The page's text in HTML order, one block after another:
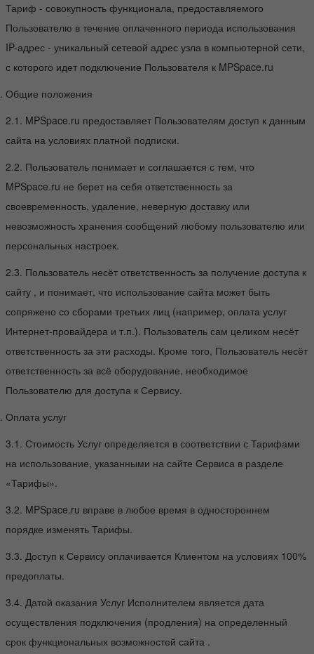
Тариф - совокупность функционала, предоставляемого
Пользователю в течение оплаченного периода использования
IP-адрес - уникальный сетевой адрес узла в компьютерной сети,
с которого идет подключение Пользователя к MPSpace.ru
Общие положения
2.1. MPSpace.ru предоставляет Пользователям доступ к данным
сайта на условиях платной подписки.
2.2. Пользователь понимает и соглашается с тем, что
MPSpace.ru не берет на себя ответственность за
своевременность, удаление, неверную доставку или
невозможность хранения сообщений любому пользователю или
персональных настроек.
2.3. Пользователь несёт ответственность за получение доступа к
сайту , и понимает, что использование сайта может быть
сопряжено со сборами третьих лиц (например, оплата услуг
Интернет-провайдера и т.п.). Пользователь сам целиком несёт
ответственность за эти расходы. Кроме того, Пользователь несёт
ответственность за всё оборудование, необходимое
Пользователю для доступа к Сервису.
Оплата услуг
3.1. Стоимость Услуг определяется в соответствии с Тарифами
на использование, указанными на сайте Сервиса в разделе
«Тарифы».
3.2. MPSpace.ru вправе в любое время в одностороннем
порядке изменять Тарифы.
3.3. Доступ к Сервису оплачивается Клиентом на условиях 100%
предоплаты.
3.4. Датой оказания Услуг Исполнителем является дата
осуществления подключения (продления) на определенный
срок функциональных возможностей сайта .